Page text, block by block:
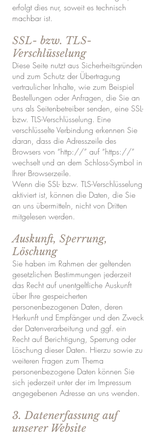
erfolgt dies nur, soweit es technisch
machbar ist.
SSL- bzw. TLS-
Verschlüsselung
Diese Seite nutzt aus Sicherheitsgründen
und zum Schutz der Übertragung
vertraulicher Inhalte, wie zum Beispiel
Bestellungen oder Anfragen, die Sie an
uns als Seitenbetreiber senden, eine SSL-
bzw. TLS-Verschlüsselung. Eine
verschlüsselte Verbindung erkennen Sie
daran, dass die Adresszeile des
Browsers von “http://” auf “https://”
wechselt und an dem Schloss-Symbol in
Ihrer Browserzeile.
Wenn die SSL- bzw. TLS-Verschlüsselung
aktiviert ist, können die Daten, die Sie
an uns übermitteln, nicht von Dritten
mitgelesen werden.
Auskunft, Sperrung,
Löschung
Sie haben im Rahmen der geltenden
gesetzlichen Bestimmungen jederzeit
das Recht auf unentgeltliche Auskunft
über Ihre gespeicherten
personenbezogenen Daten, deren
Herkunft und Empfänger und den Zweck
der Datenverarbeitung und ggf. ein
Recht auf Berichtigung, Sperrung oder
Löschung dieser Daten. Hierzu sowie zu
weiteren Fragen zum Thema
personenbezogene Daten können Sie
sich jederzeit unter der im Impressum
angegebenen Adresse an uns wenden.
3. Datenerfassung auf
unserer Website